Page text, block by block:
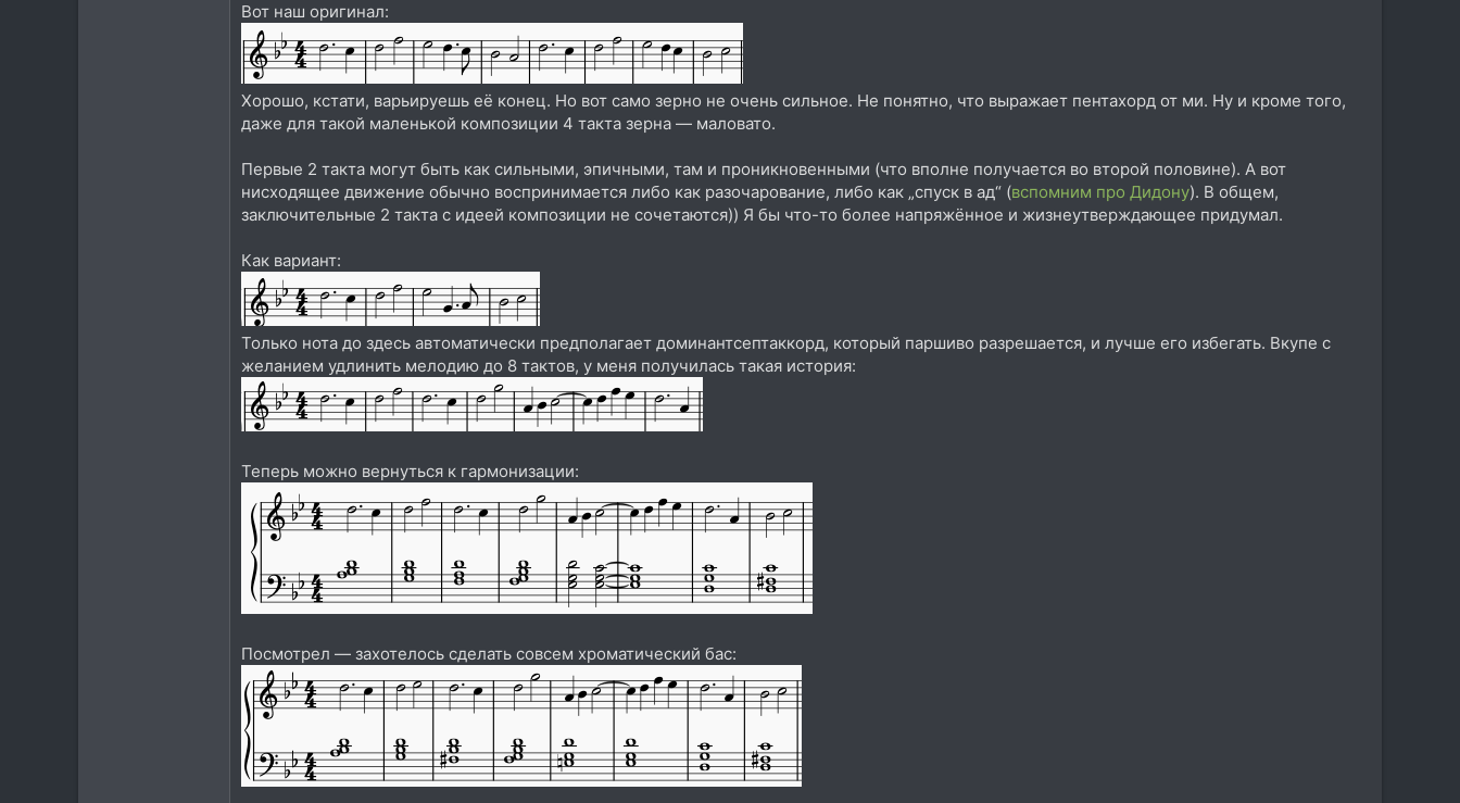
Вот наш оригинал:
Хорошо, кстати, варьируешь её конец. Но вот само зерно не очень сильное. Не понятно, что выражает пентахорд от ми. Ну и кроме того,
даже для такой маленькой композиции 4 такта зерна — маловато.
Первые 2 такта могут быть как сильными, эпичными, там и проникновенными (что вполне получается во второй половине). А вот
нисходящее движение обычно воспринимается либо как разочарование, либо как „спуск в ад“ (вспомним про Дидону). В общем,
заключительные 2 такта с идеей композиции не сочетаются)) Я бы что-то более напряжённое и жизнеутверждающее придумал.
Как вариант:
Только нота до здесь автоматически предполагает доминантсептаккорд, который паршиво разрешается, и лучше его избегать. Вкупе с
желанием удлинить мелодию до 8 тактов, у меня получилась такая история:
Теперь можно вернуться к гармонизации:
Посмотрел — захотелось сделать совсем хроматический бас: